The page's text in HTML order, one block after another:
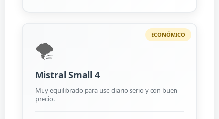
ECONÓMICO
🌪️
Mistral Small 4
Muy equilibrado para uso diario serio y con buen
precio.